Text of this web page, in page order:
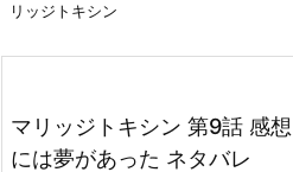
リッジトキシン
マリッジトキシン 第9話 感
には夢があった ネタバレ